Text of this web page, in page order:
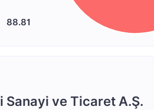
88.81
Sanayi ve Ticaret A.Ş.